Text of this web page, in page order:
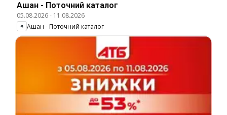
Ашан - Поточний каталог
05.08.2026- 11.08.2026
Ашан - Поточний каталог